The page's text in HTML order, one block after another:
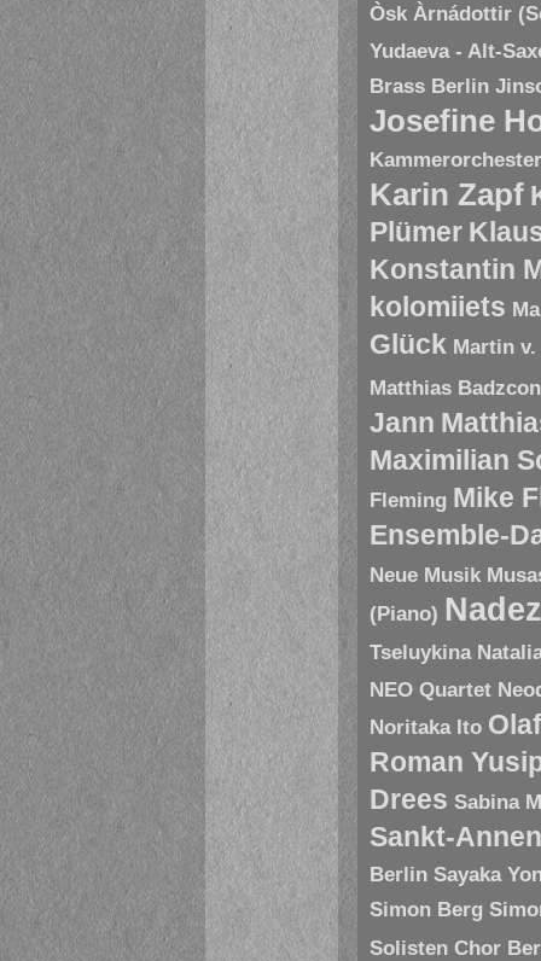
Òsk Àrnádottir
Yudaeva - Alt-
Brass Berlin
Josefine
Karin Zapf
Plümer
Konstantin
kolomiiets
Glück Martin
Matthias
Jann
Maximilian
Fleming Mike
Ensemble-
Neue Musik
(Piano)
Tseluykina
NEO Quartet
Noritaka Ito
Roman
Drees Sabina
Sankt-
Berlin Sayaka
Simon Berg
Solisten Chor